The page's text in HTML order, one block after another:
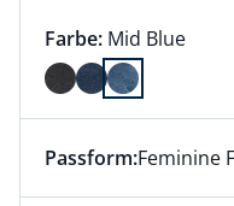
Farbauswahl:
Farbe: aktuell
Mid Blue
Farbe Mid Blue
Dieser Artikel hat
Passform:Feminine